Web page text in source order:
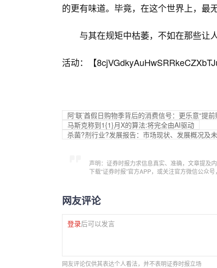
的更有味道。毕竟，在这个世界上，最
与其在规矩中枯萎，不如在那些让
活动：【
阿‘联’酋假日购物季背后的消费信号：更乐意“提
马斯克称到1{1}月X的算法:将完全由AI驱动
杀菌?剂行业?发展报告：市场现状、发展概况及
声明：证券时报力求信息真实、准确，文章提及
下载“证券时报”官方APP，或关注官方微信公众
网友评论
登录后可以发言
网友评论仅供其表达个人看法，并不表明证券时报立场